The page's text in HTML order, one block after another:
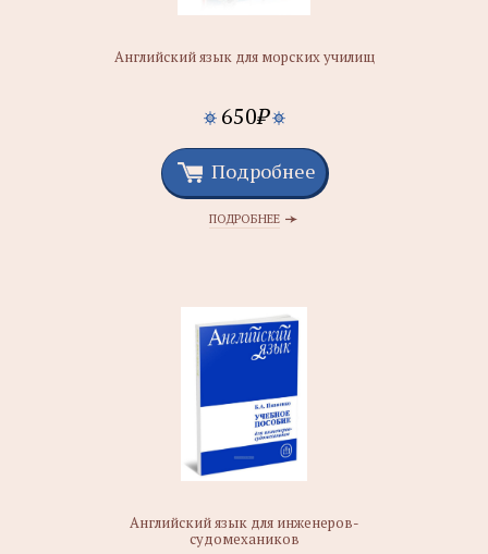
Английский язык для морских училищ
650₽
Подробнее
ПОДРОБНЕЕ
Английский язык для инженеров-
судомехаников